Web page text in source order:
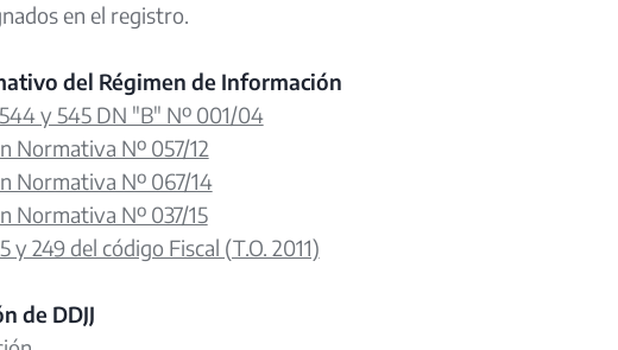
en el registro.
del Régimen de Información
y 545 DN "B" Nº 001/04
Normativa Nº 057/12
Normativa Nº 067/14
Normativa Nº 037/15
y 249 del código Fiscal (T.O. 2011)
de DDJJ